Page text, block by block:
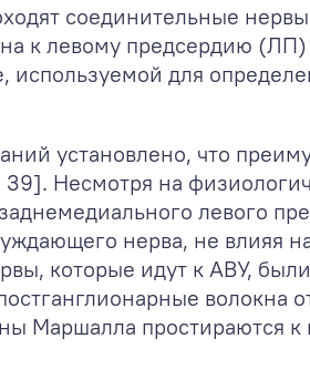
соединительные
к левому предсердию
используемой для
установлено, что
Несмотря на
левого
нерва, не влияя
которые идут к АВУ,
волокна
Маршалла простираются